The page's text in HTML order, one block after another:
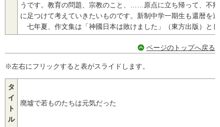
うです。教育の問題、宗教のこと、……原点に立ち帰って、不
に足つけて考えていきたいものです。新制中学一期生も還暦を
七年夏、作文集は「神國日本は敗けました」（東方出版）と
ページのトップへ戻る
※左右にフリックすると表がスライドします。
タ
イ
ト
ル
廃墟で若ものたちは元気だった